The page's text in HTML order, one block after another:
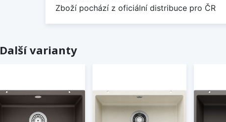
Zboží pochází z oficiální distribuce pro ČR
Další varianty